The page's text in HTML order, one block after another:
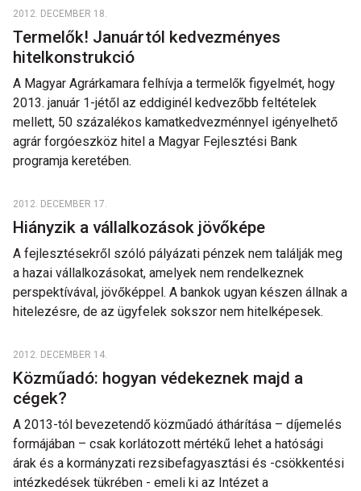
2012. DECEMBER 18.
Termelők! Januártól kedvezményes
hitelkonstrukció
A Magyar Agrárkamara felhívja a termelők figyelmét, hogy
2013. január 1-jétől az eddiginél kedvezőbb feltételek
mellett, 50 százalékos kamatkedvezménnyel igényelhető
agrár forgóeszköz hitel a Magyar Fejlesztési Bank
programja keretében.
2012. DECEMBER 17.
Hiányzik a vállalkozások jövőképe
A fejlesztésekről szóló pályázati pénzek nem találják meg
a hazai vállalkozásokat, amelyek nem rendelkeznek
perspektívával, jövőképpel. A bankok ugyan készen állnak a
hitelezésre, de az ügyfelek sokszor nem hitelképesek.
2012. DECEMBER 14.
Közműadó: hogyan védekeznek majd a
cégek?
A 2013-tól bevezetendő közműadó áthárítása – díjemelés
formájában – csak korlátozott mértékű lehet a hatósági
árak és a kormányzati rezsibefagyasztási és -csökkentési
intézkedések tükrében - emeli ki az Intézet a